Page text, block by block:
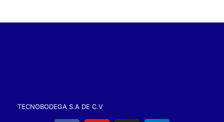
TECNOBODEGA S.A DE C.V